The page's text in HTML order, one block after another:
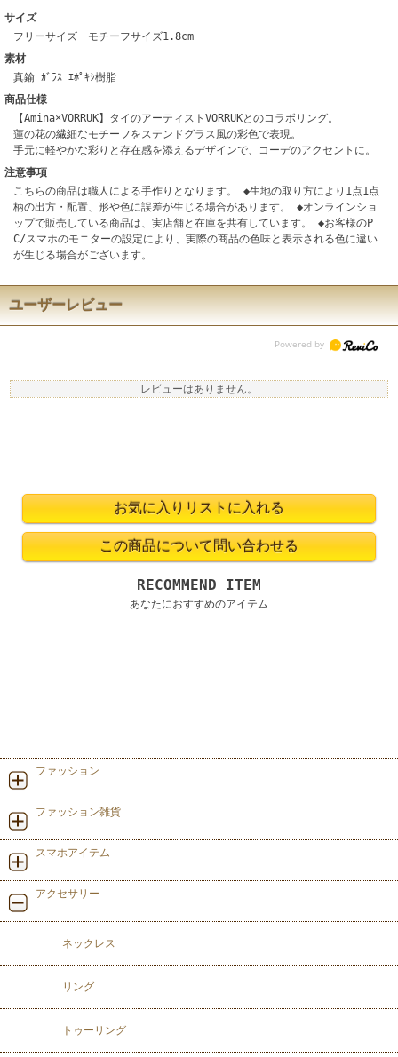
サイズ
フリーサイズ モチーフサイズ1.8cm
素材
真鍮 ｶﾞﾗｽ ｴﾎﾟｷｼ樹脂
商品仕様
【Amina×VORRUK】タイのアーティストVORRUKとのコラボリング。
蓮の花の繊細なモチーフをステンドグラス風の彩色で表現。
手元に軽やかな彩りと存在感を添えるデザインで、コーデのアクセントに。
注意事項
こちらの商品は職人による手作りとなります。 ◆生地の取り方により1点1点
柄の出方・配置、形や色に誤差が生じる場合があります。 ◆オンラインショ
ップで販売している商品は、実店舗と在庫を共有しています。 ◆お客様のP
C/スマホのモニターの設定により、実際の商品の色味と表示される色に違い
が生じる場合がございます。
ユーザーレビュー
レビューはありません。
RECOMMEND ITEM
あなたにおすすめのアイテム
ファッション
ファッション雑貨
スマホアイテム
アクセサリー
ネックレス
リング
トゥーリング